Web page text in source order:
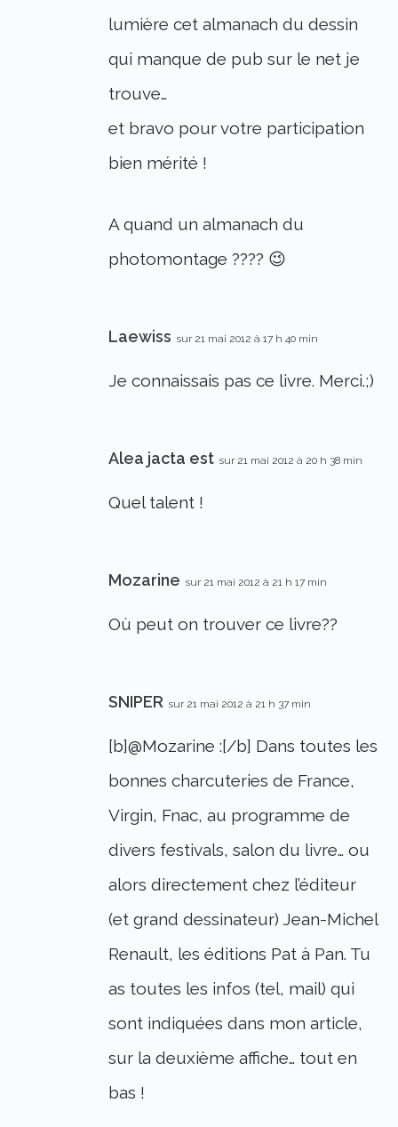
lumière cet almanach du dessin
qui manque de pub sur le net je
trouve…
et bravo pour votre participation
bien mérité !
A quand un almanach du
photomontage ???? 😉
Laewiss sur 21 mai 2012 à 17 h 40 min
Je connaissais pas ce livre. Merci.;)
Alea jacta est sur 21 mai 2012 à 20 h 38 min
Quel talent !
Mozarine sur 21 mai 2012 à 21 h 17 min
Où peut on trouver ce livre??
SNIPER sur 21 mai 2012 à 21 h 37 min
[b]@Mozarine :[/b] Dans toutes les
bonnes charcuteries de France,
Virgin, Fnac, au programme de
divers festivals, salon du livre… ou
alors directement chez l’éditeur
(et grand dessinateur) Jean-Michel
Renault, les éditions Pat à Pan. Tu
as toutes les infos (tel, mail) qui
sont indiquées dans mon article,
sur la deuxième affiche… tout en
bas !